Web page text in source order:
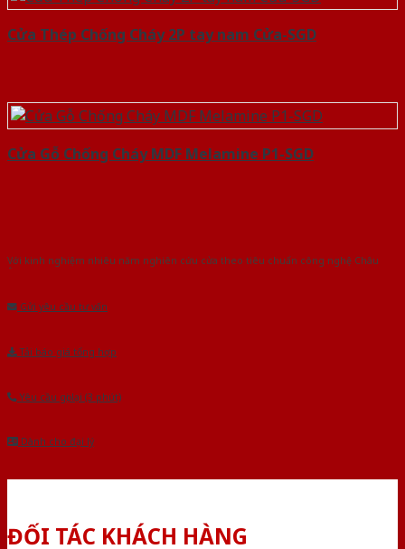
Cửa Thép Chống Cháy 2P tay nam Cửa-SGD
Cửa Gỗ Chống Cháy MDF Melamine P1-SGD
Với kinh nghiệm nhiêu năm nghiên cứu cửa theo tiêu chuẩn công nghệ Châu
Gửi yêu cầu tư vấn
Tải báo giá tổng hợp
Yêu cầu gọi lại (3 phút)
Dành cho đại lý
ĐỐI TÁC KHÁCH HÀNG